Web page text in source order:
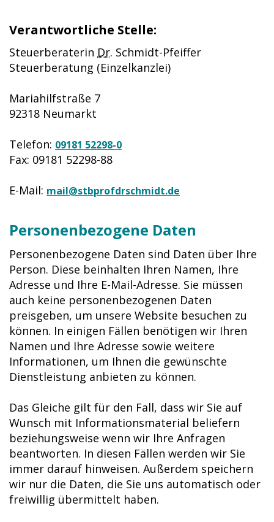
Verantwortliche Stelle:
Steuerberaterin Dr. Schmidt-Pfeiffer
Steuerberatung (Einzelkanzlei)
Mariahilfstraße 7
92318 Neumarkt
Telefon: 09181 52298-0
Fax: 09181 52298-88
E-Mail: mail@stbprofdrschmidt.de
Personenbezogene Daten
Personenbezogene Daten sind Daten über Ihre
Person. Diese beinhalten Ihren Namen, Ihre
Adresse und Ihre E-Mail-Adresse. Sie müssen
auch keine personenbezogenen Daten
preisgeben, um unsere Website besuchen zu
können. In einigen Fällen benötigen wir Ihren
Namen und Ihre Adresse sowie weitere
Informationen, um Ihnen die gewünschte
Dienstleistung anbieten zu können.
Das Gleiche gilt für den Fall, dass wir Sie auf
Wunsch mit Informationsmaterial beliefern
beziehungsweise wenn wir Ihre Anfragen
beantworten. In diesen Fällen werden wir Sie
immer darauf hinweisen. Außerdem speichern
wir nur die Daten, die Sie uns automatisch oder
freiwillig übermittelt haben.